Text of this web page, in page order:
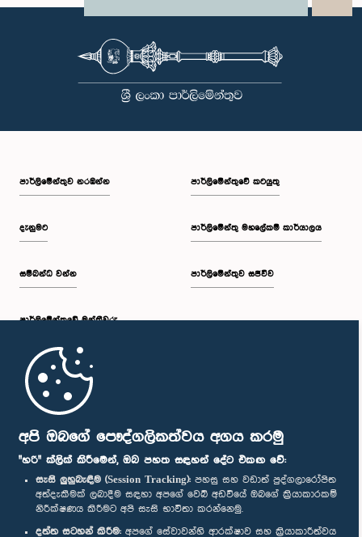
අපි ඔබගේ පෞද්ගලිකත්වය අගය කරමු
"හරි" ක්ලික් කිරීමෙන්, ඔබ පහත සඳහන් දේට එකඟ වේ:
සැසි ලුහුබැඳීම (Session Tracking): පහසු සහ වඩාත් පුද්ගලාරෝපිත
අත්දැකීමක් ලබාදීම සඳහා අපගේ වෙබ් අඩවියේ ඔබගේ ක්‍රියාකාරකම්
නිරීක්ෂණය කිරීමට අපි සැසි භාවිතා කරන්නෙමු.
දත්ත සටහන් කිරීම: අපගේ සේවාවන්හි ආරක්ෂාව සහ ක්‍රියාකාරීත්වය
පාර්ලි‌මේන්තුව නරඹන්න
දැනුමට
සම්බන්ධ වන්න
පාර්ලි‌මේන්තුවේ මන්ත්‍රීවරු
මුල් පිටුව
පාර්ලිමේන්තුවේ කටයුතු
පාර්ලිමේන්තු මහලේකම් කාර්යාලය
පාර්ලිමේන්තුව සජීවීව
පාර්ලිමේන්තු ජංගම යෙදුම
අප හා සම්බන්ධ වී සිටින්න :